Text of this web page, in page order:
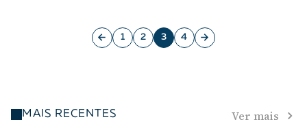
MAIS RECENTES Ver mais
1 2 3 4